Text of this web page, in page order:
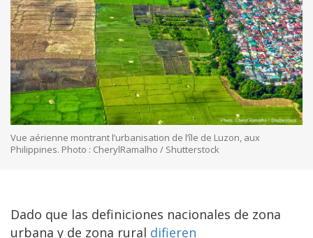
Vue aérienne montrant l’urbanisation de l’île de Luzon, aux
Philippines. Photo : CherylRamalho / Shutterstock
Dado que las definiciones nacionales de zona
urbana y de zona rural difieren